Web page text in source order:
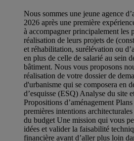
Nous sommes une jeune agence
2026 après une première
à accompagner principalement les
réalisation de leurs projets de
et réhabilitation, surélévation ou
en plus de celle de salarié au sein
bâtiment. Nous vous proposons
réalisation de votre dossier de
d'urbanisme qui se composera en
d’esquisse (ESQ) Analyse du site
Propositions d’aménagement
premières intentions
du budget Une mission qui vous
idées et valider la faisabilité
financière avant d’aller plus loin